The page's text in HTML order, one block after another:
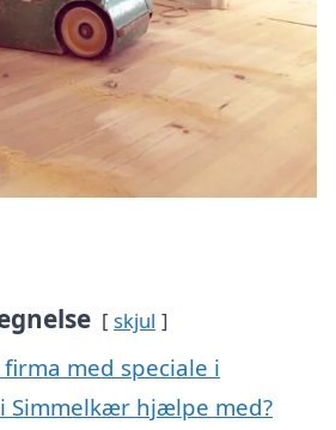
skjul
med speciale i
Simmelkær hjælpe med?